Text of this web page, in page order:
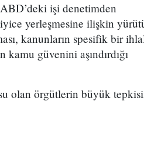
işi denetimden
yerleşmesine ilişkin
kanunların spesifik bir
güvenini aşındırdığı
olan örgütlerin büyük